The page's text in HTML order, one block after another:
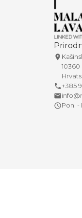
+385
Pon. -